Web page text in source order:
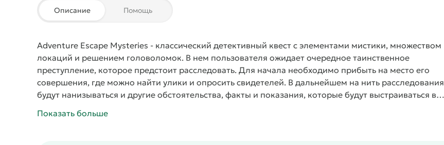
Описание Помощь
Adventure Escape Mysteries - классический детективный квест с элементами мистики, множеством
локаций и решением головоломок. В нем пользователя ожидает очередное таинственное
преступление, которое предстоит расследовать. Для начала необходимо прибыть на место его
совершения, где можно найти улики и опросить свидетелей. В дальнейшем на нить расследования
будут нанизываться и другие обстоятельства, факты и показания, которые будут выстраиваться в
Показать больше